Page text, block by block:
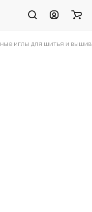
иглы для шитья и